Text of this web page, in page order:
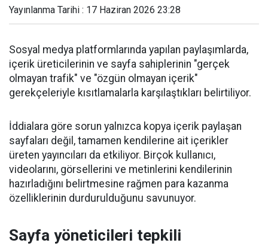
Yayınlanma Tarihi : 17 Haziran 2026 23:28
Sosyal medya platformlarında yapılan paylaşımlarda,
içerik üreticilerinin ve sayfa sahiplerinin "gerçek
olmayan trafik" ve "özgün olmayan içerik"
gerekçeleriyle kısıtlamalarla karşılaştıkları belirtiliyor.
İddialara göre sorun yalnızca kopya içerik paylaşan
sayfaları değil, tamamen kendilerine ait içerikler
üreten yayıncıları da etkiliyor. Birçok kullanıcı,
videolarını, görsellerini ve metinlerini kendilerinin
hazırladığını belirtmesine rağmen para kazanma
özelliklerinin durdurulduğunu savunuyor.
Sayfa yöneticileri tepkili